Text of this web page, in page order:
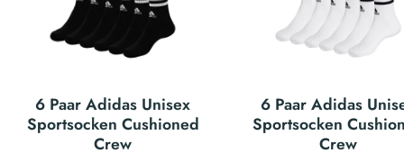
6 Paar Adidas Unisex
Sportsocken Cushioned
Crew
6 Paar Adidas
Sportsocken
Crew